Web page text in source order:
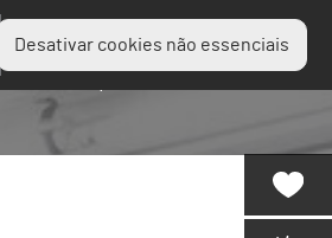
Desativar cookies não essenciais